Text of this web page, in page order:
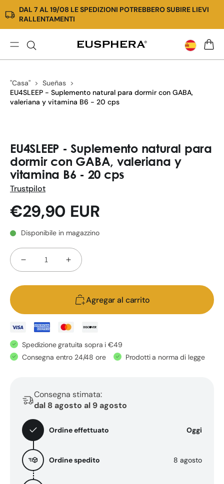
Ir
directamente
al
contenido
DAL 7 AL 19/08 LE SPEDIZIONI POTREBBERO SUBIRE LIEVI
RALLENTAMENTI
Mejora
la
calidad
duerme
mejor
"Casa"
Sueñas
EU4SLEEP - Suplemento natural para dormir con GABA,
valeriana y vitamina B6 - 20 cps
directamente
a la
información
del
producto
EU4SLEEP - Suplemento natural para
dormir con GABA, valeriana y
vitamina B6 - 20 cps
Trustpilot
Precio
habitual
€29,90 EUR
Disponibile in magazzino
Reducir
-
Suplemento
natural
para
dormir
GABA,
valeriana
vitamina
B6
-
20
cps
Aumentar
EU4SLEEP
-
Suplemento
natural
para
GABA,
valeriana
vitamina
20
Agregar al carrito
Spedizione gratuita sopra i €49
Consegna entro 24/48 ore
Prodotti a norma di legge
Consegna stimata:
dal 8 agosto al 9 agosto
Ordine effettuato Oggi
Ordine spedito 8 agosto